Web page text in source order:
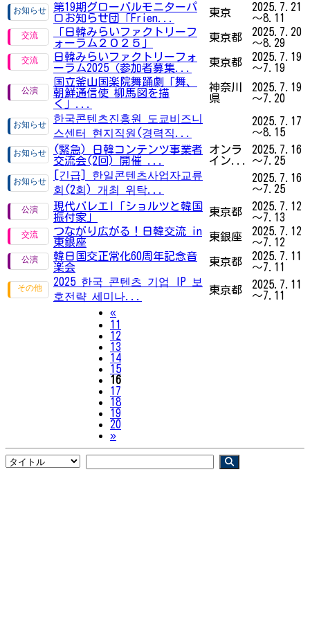
第19期グローバルモニターパ
ロお知らせ団「Frien...
東京
2025.7.21
～8.11
「日韓みらいファクトリーフ
ォーラム２０２５」
東京都
2025.7.20
～8.29
日韓みらいファクトリーフォ
ーラム2025（参加者募集...
東京都
2025.7.19
～7.19
国立釜山国楽院舞踊劇「舞、
朝鮮通信使 柳馬図を描
く」...
神奈川
県
2025.7.19
～7.20
한국콘텐츠진흥원 도쿄비즈니
스센터 현지직원(경력직...
2025.7.17
～8.15
(緊急) 日韓コンテンツ事業者
交流会(2回) 開催 ...
オンラ
イン...
2025.7.16
～7.25
[긴급] 한일콘텐츠사업자교류
회(2회) 개최 위탁...
2025.7.16
～7.25
現代バレエI「ショルツと韓国
振付家」
東京都
2025.7.12
～7.13
つながり広がる！日韓交流 in
東銀座
東銀座
2025.7.12
～7.12
韓日国交正常化60周年記念音
楽会
東京都
2025.7.11
～7.11
2025 한국 콘텐츠 기업 IP 보
호전략 세미나...
東京都
2025.7.11
～7.11
«Previous
11
12
13
14
15
16
17
18
19
20
»Next